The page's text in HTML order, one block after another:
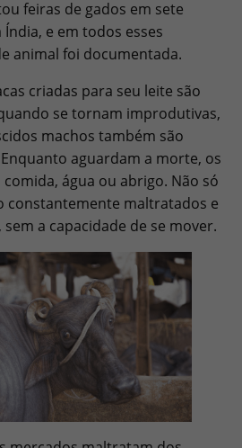
feiras de gados em sete
e em todos esses
animal foi documentada.
criadas para seu leite são
se tornam improdutivas,
machos também são
aguardam a morte, os
água ou abrigo. Não só
constantemente maltratados ​​e
a capacidade de se mover.